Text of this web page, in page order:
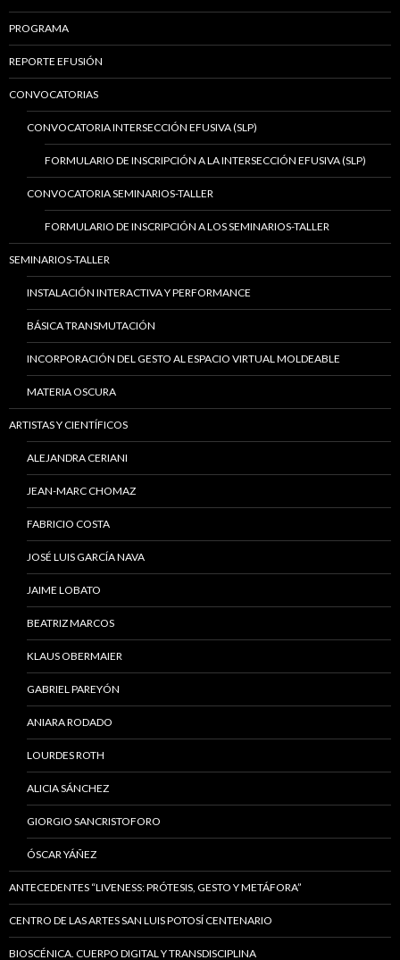
PROGRAMA
REPORTE EFUSIÓN
CONVOCATORIAS
CONVOCATORIA INTERSECCIÓN EFUSIVA (SLP)
FORMULARIO DE INSCRIPCIÓN A LA INTERSECCIÓN EFUSIVA (SLP)
CONVOCATORIA SEMINARIOS-TALLER
FORMULARIO DE INSCRIPCIÓN A LOS SEMINARIOS-TALLER
SEMINARIOS-TALLER
INSTALACIÓN INTERACTIVA Y PERFORMANCE
BÁSICA TRANSMUTACIÓN
INCORPORACIÓN DEL GESTO AL ESPACIO VIRTUAL MOLDEABLE
MATERIA OSCURA
ARTISTAS Y CIENTÍFICOS
ALEJANDRA CERIANI
JEAN-MARC CHOMAZ
FABRICIO COSTA
JOSÉ LUIS GARCÍA NAVA
JAIME LOBATO
BEATRIZ MARCOS
KLAUS OBERMAIER
GABRIEL PAREYÓN
ANIARA RODADO
LOURDES ROTH
ALICIA SÁNCHEZ
GIORGIO SANCRISTOFORO
ÓSCAR YÁÑEZ
ANTECEDENTES “LIVENESS: PRÓTESIS, GESTO Y METÁFORA”
CENTRO DE LAS ARTES SAN LUIS POTOSÍ CENTENARIO
BIOSCÉNICA. CUERPO DIGITAL Y TRANSDISCIPLINA